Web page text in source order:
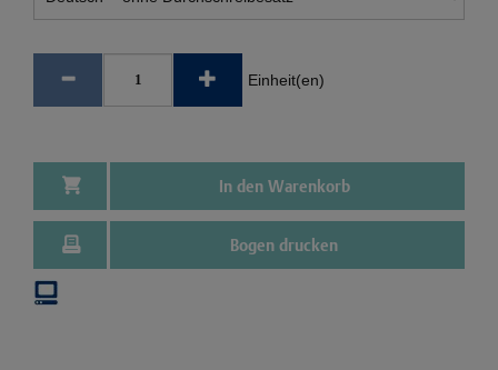
Einheit(en)
In den Warenkorb
Bogen drucken